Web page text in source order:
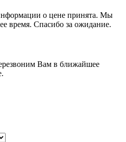
о цене принята. Мы
время. Спасибо за ожидание.
Вам в ближайшее